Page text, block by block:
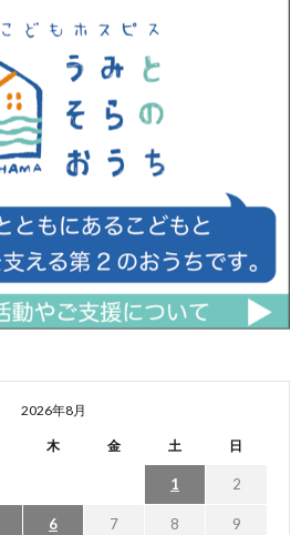
2026年8月
木 金 土 日
1 2
6 7 8 9